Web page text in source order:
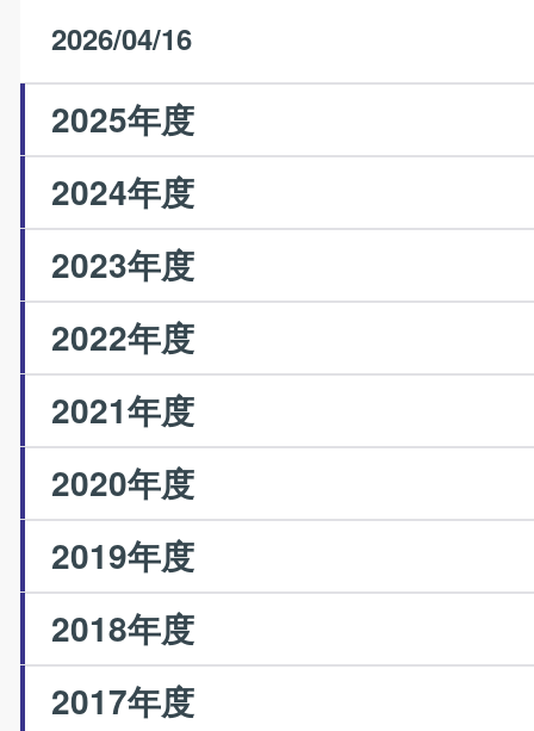
2026/04/16
2025年度
2024年度
2023年度
2022年度
2021年度
2020年度
2019年度
2018年度
2017年度